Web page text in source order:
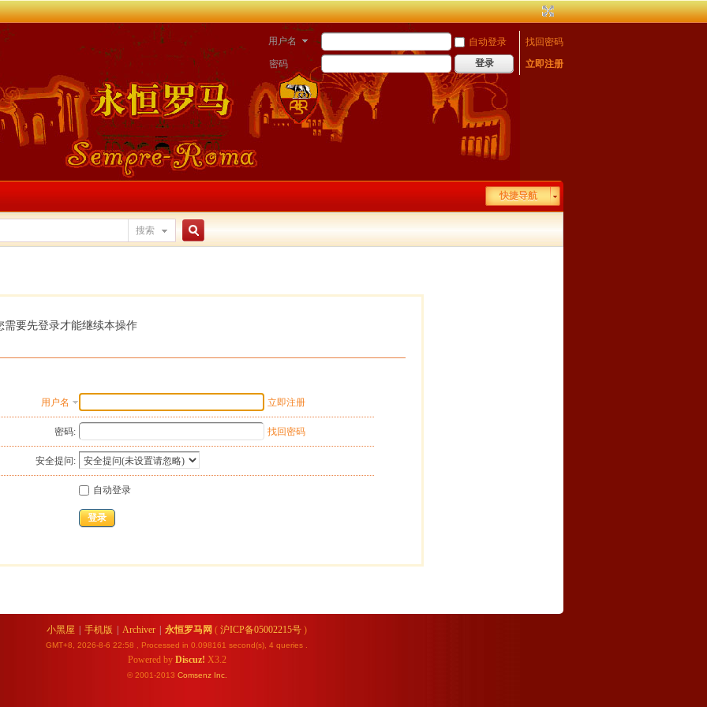
用户名 自动登录
找回密码
密码
登录 立即注册
快捷导航
搜索
需要先登录才能继续本操作
用户名 立即注册
密码: 找回密码
安全提问:
自动登录
登录
小黑屋 手机版 Archiver 永恒罗马网 ( 沪ICP备05002215号 )
GMT+8, 2026-8-6 22:58 , Processed in 0.098161 second(s), 4 queries .
Powered by Discuz! X3.2
© 2001-2013 Comsenz Inc.